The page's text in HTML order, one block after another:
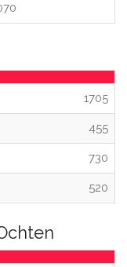
1705
455
730
520